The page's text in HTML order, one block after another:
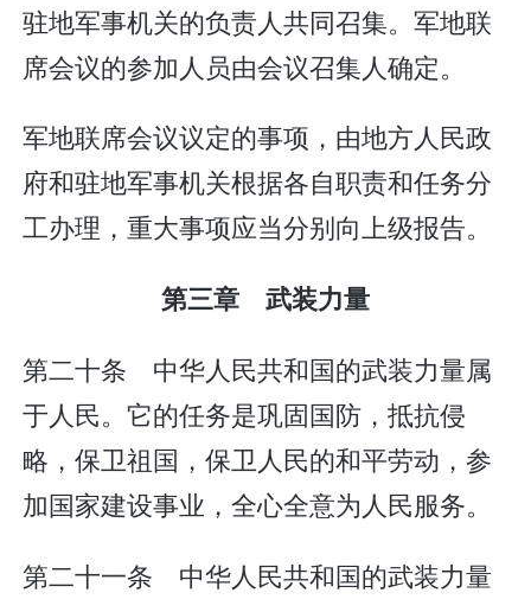
驻地军事机关的负责人共同召集。军地联
席会议的参加人员由会议召集人确定。
军地联席会议议定的事项，由地方人民政
府和驻地军事机关根据各自职责和任务分
工办理，重大事项应当分别向上级报告。
第三章 武装力量
第二十条 中华人民共和国的武装力量属
于人民。它的任务是巩固国防，抵抗侵
略，保卫祖国，保卫人民的和平劳动，参
加国家建设事业，全心全意为人民服务。
第二十一条 中华人民共和国的武装力量